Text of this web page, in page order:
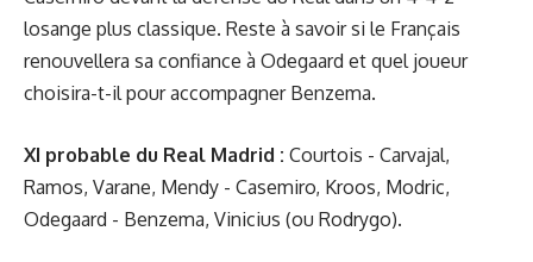
losange plus classique. Reste à savoir si le Français
renouvellera sa confiance à Odegaard et quel joueur
choisira-t-il pour accompagner Benzema.
XI probable du Real Madrid : Courtois - Carvajal,
Ramos, Varane, Mendy - Casemiro, Kroos, Modric,
Odegaard - Benzema, Vinicius (ou Rodrygo).